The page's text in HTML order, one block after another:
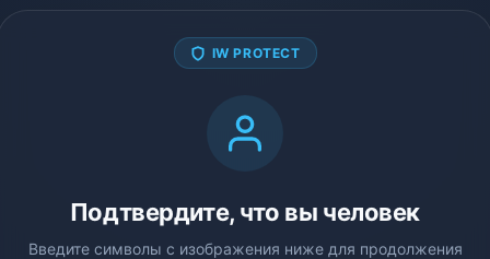
IW PROTECT
Подтвердите, что вы человек
Введите символы с изображения ниже для продолжения